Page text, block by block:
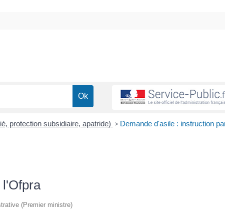
protection subsidiaire, apatride) > Demande d'asile : instruction
(Premier ministre)